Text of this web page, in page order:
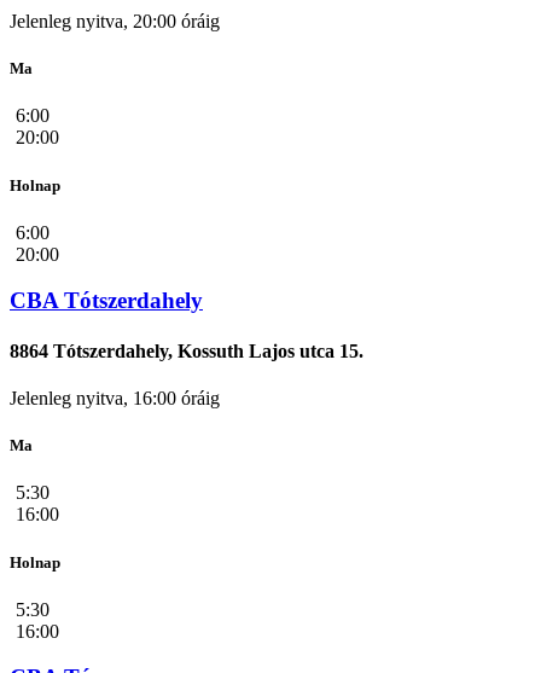
Jelenleg nyitva, 20:00 óráig
Ma
6:00
20:00
Holnap
6:00
20:00
CBA Tótszerdahely
8864 Tótszerdahely, Kossuth Lajos utca 15.
Jelenleg nyitva, 16:00 óráig
Ma
5:30
16:00
Holnap
5:30
16:00